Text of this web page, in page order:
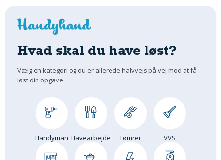
Hvad skal du have løst?
Vælg en kategori og du er allerede halvvejs på vej mod at få
løst din opgave
Handyman Havearbejde Tømrer VVS